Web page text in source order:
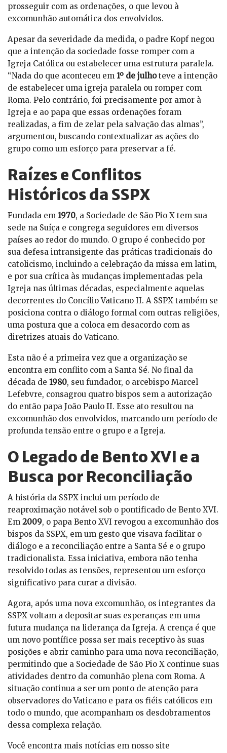
prosseguir com as ordenações, o que levou à
excomunhão automática dos envolvidos.
Apesar da severidade da medida, o padre Kopf negou
que a intenção da sociedade fosse romper com a
Igreja Católica ou estabelecer uma estrutura paralela.
“Nada do que aconteceu em 1º de julhoteve a intenção
de estabelecer uma igreja paralela ou romper com
Roma. Pelo contrário, foi precisamente por amor à
Igreja e ao papa que essas ordenações foram
realizadas, a fim de zelar pela salvação das almas”,
argumentou, buscando contextualizar as ações do
grupo como um esforço para preservar a fé.
Raízes e Conflitos
Históricos da SSPX
Fundada em 1970, a Sociedade de São Pio X tem sua
sede na Suíça e congrega seguidores em diversos
países ao redor do mundo. O grupo é conhecido por
sua defesa intransigente das práticas tradicionais do
catolicismo, incluindo a celebração da missa em latim,
e por sua crítica às mudanças implementadas pela
Igreja nas últimas décadas, especialmente aquelas
decorrentes do Concílio Vaticano II. A SSPX também se
posiciona contra o diálogo formal com outras religiões,
uma postura que a coloca em desacordo com as
diretrizes atuais do Vaticano.
Esta não é a primeira vez que a organização se
encontra em conflito com a Santa Sé. No final da
década de 1980, seu fundador, o arcebispo Marcel
Lefebvre, consagrou quatro bispos sem a autorização
do então papa João Paulo II. Esse ato resultou na
excomunhão dos envolvidos, marcando um período de
profunda tensão entre o grupo e a Igreja.
O Legado de Bento XVI e a
Busca por Reconciliação
A história da SSPX inclui um período de
reaproximação notável sob o pontificado de Bento XVI.
Em 2009, o papa Bento XVI revogou a excomunhão dos
bispos da SSPX, em um gesto que visava facilitar o
diálogo e a reconciliação entre a Santa Sé e o grupo
tradicionalista. Essa iniciativa, embora não tenha
resolvido todas as tensões, representou um esforço
significativo para curar a divisão.
Agora, após uma nova excomunhão, os integrantes da
SSPX voltam a depositar suas esperanças em uma
futura mudança na liderança da Igreja. A crença é que
um novo pontífice possa ser mais receptivo às suas
posições e abrir caminho para uma nova reconciliação,
permitindo que a Sociedade de São Pio X continue suas
atividades dentro da comunhão plena com Roma. A
situação continua a ser um ponto de atenção para
observadores do Vaticano e para os fiéis católicos em
todo o mundo, que acompanham os desdobramentos
dessa complexa relação.
Você encontra mais notícias em nosso site